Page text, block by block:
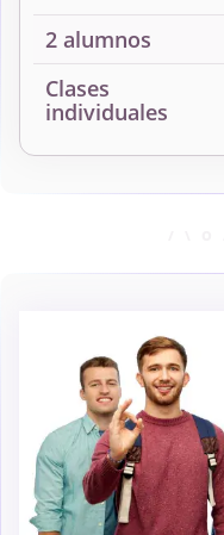
2 alumnos
Clases
individuales